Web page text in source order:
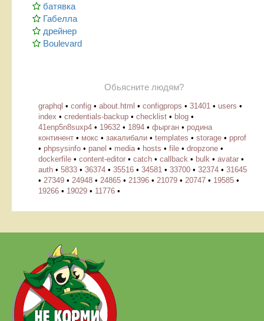
батявка
Габелла
дрейнер
Boulevard
Обьясните людям?
graphql • config • about.html • configprops • 31401 • users •
index • credentials-backup • checklist • blog •
41enp5n8suxp4 • 19632 • 1894 • фырган • родина
континент • мокс • закалибали • templates • storage • pprof
• phpsysinfo • panel • media • hosts • file • dropzone •
dockerfile • content-editor • catch • callback • bulk • avatar •
auth • 5833 • 36374 • 35516 • 34581 • 33700 • 32374 • 31645
• 27349 • 24948 • 24865 • 21396 • 21079 • 20747 • 19585 •
19266 • 19029 • 11776 •